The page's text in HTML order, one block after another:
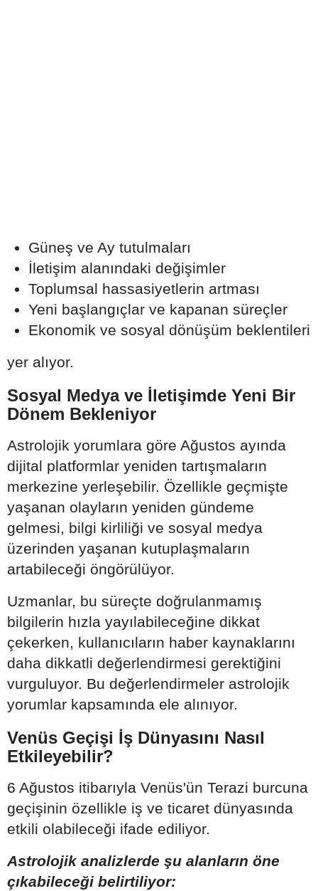
Güneş ve Ay tutulmaları
İletişim alanındaki değişimler
Toplumsal hassasiyetlerin artması
Yeni başlangıçlar ve kapanan süreçler
Ekonomik ve sosyal dönüşüm beklentileri
yer alıyor.
Sosyal Medya ve İletişimde Yeni Bir
Dönem Bekleniyor
Astrolojik yorumlara göre Ağustos ayında
dijital platformlar yeniden tartışmaların
merkezine yerleşebilir. Özellikle geçmişte
yaşanan olayların yeniden gündeme
gelmesi, bilgi kirliliği ve sosyal medya
üzerinden yaşanan kutuplaşmaların
artabileceği öngörülüyor.
Uzmanlar, bu süreçte doğrulanmamış
bilgilerin hızla yayılabileceğine dikkat
çekerken, kullanıcıların haber kaynaklarını
daha dikkatli değerlendirmesi gerektiğini
vurguluyor. Bu değerlendirmeler astrolojik
yorumlar kapsamında ele alınıyor.
Venüs Geçişi İş Dünyasını Nasıl
Etkileyebilir?
6 Ağustos itibarıyla Venüs'ün Terazi burcuna
geçişinin özellikle iş ve ticaret dünyasında
etkili olabileceği ifade ediliyor.
Astrolojik analizlerde şu alanların öne
çıkabileceği belirtiliyor: